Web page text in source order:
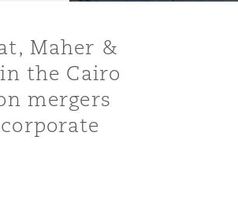
Maher &
the Cairo
mergers